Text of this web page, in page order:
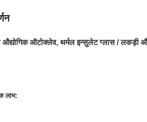
औद्योगिक ऑटोक्लेव, थर्मल इन्सुलेट ग्लास / लकड़ी
लाभ: